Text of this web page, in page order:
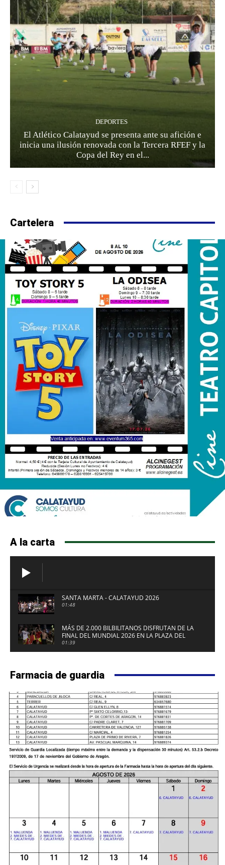
DEPORTES
El Atlético Calatayud se presenta ante su afición e
inicia una ilusión renovada con la Tercera RFEF y la
Copa del Rey en el...
Cartelera
A la carta
SANTA MARTA - CALATAYUD 2026
01:48
MÁS DE 2.000 BILBILITANOS DISFRUTAN DE LA
FINAL DEL MUNDIAL 2026 EN LA PLAZA DEL
FUERTE DE CALATAYUD
01:39
Farmacia de guardia